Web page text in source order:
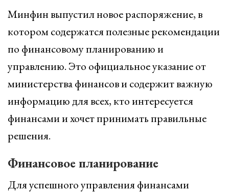
Минфин выпустил новое распоряжение, в
котором содержатся полезные рекомендации
по финансовому планированию и
управлению. Это официальное указание от
министерства финансов и содержит важную
информацию для всех, кто интересуется
финансами и хочет принимать правильные
решения.
Финансовое планирование
Для успешного управления финансами